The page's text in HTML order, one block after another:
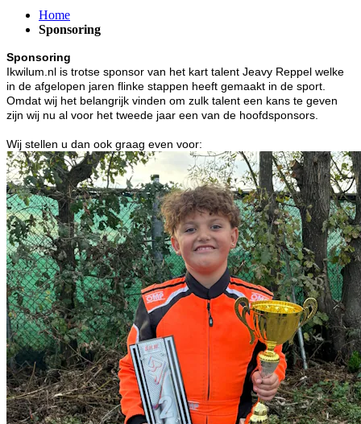
Home
Sponsoring
Sponsoring
Ikwilum.nl is trotse sponsor van het kart talent Jeavy Reppel welke
in de afgelopen jaren flinke stappen heeft gemaakt in de sport.
Omdat wij het belangrijk vinden om zulk talent een kans te geven
zijn wij nu al voor het tweede jaar een van de hoofdsponsors.
Wij stellen u dan ook graag even voor: